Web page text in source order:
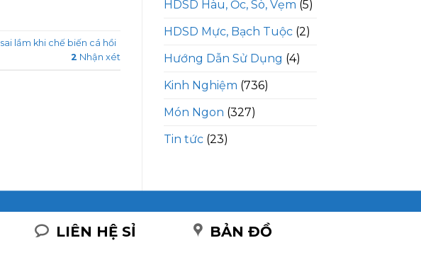
sai lầm khi chế biến cá hồi
2 Nhận xét
HDSD Hàu, Ốc, Sò, Vẹm (5)
HDSD Mực, Bạch Tuộc(2)
Hướng Dẫn Sử Dụng (4)
Kinh Nghiệm (736)
Món Ngon (327)
Tin tức(23)
LIÊN HỆ SỈ BẢN ĐỒ